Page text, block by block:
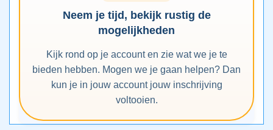
Neem je tijd, bekijk rustig de
mogelijkheden
Kijk rond op je account en zie wat we je te
bieden hebben. Mogen we je gaan helpen? Dan
kun je in jouw account jouw inschrijving
voltooien.